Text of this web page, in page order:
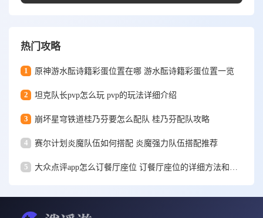
热门攻略
1 原神游水酝诗籍彩蛋位置在哪 游水酝诗籍彩蛋位置一览
2 坦克队长pvp怎么玩 pvp的玩法详细介绍
3 崩坏星穹铁道桂乃芬要怎么配队 桂乃芬配队攻略
4 赛尔计划炎魔队伍如何搭配 炎魔强力队伍搭配推荐
5